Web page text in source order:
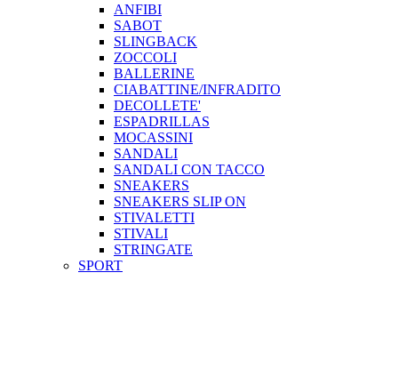
ANFIBI
SABOT
SLINGBACK
ZOCCOLI
BALLERINE
CIABATTINE/INFRADITO
DECOLLETE'
ESPADRILLAS
MOCASSINI
SANDALI
SANDALI CON TACCO
SNEAKERS
SNEAKERS SLIP ON
STIVALETTI
STIVALI
STRINGATE
SPORT